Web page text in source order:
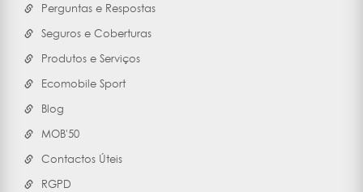
Perguntas e Respostas
Seguros e Coberturas
Produtos e Serviços
Ecomobile Sport
Blog
MOB'50
Contactos Úteis
RGPD